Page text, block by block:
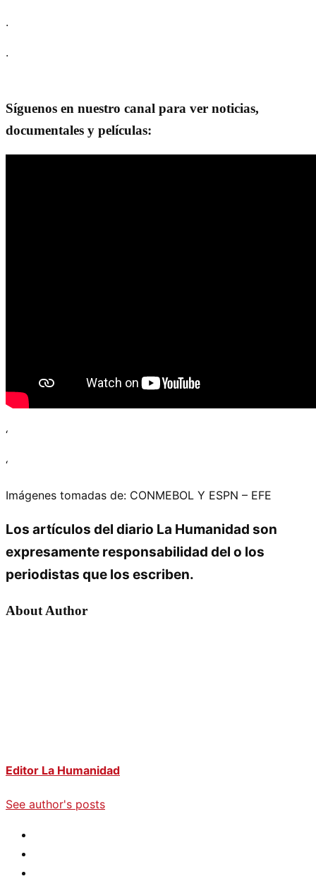
.
.
Síguenos en nuestro canal para ver noticias,
documentales y películas:
‘
‘
Imágenes tomadas de: CONMEBOL Y ESPN – EFE
Los artículos del diario La Humanidad son
expresamente responsabilidad del o los
periodistas que los escriben.
About Author
Editor La Humanidad
See author's posts